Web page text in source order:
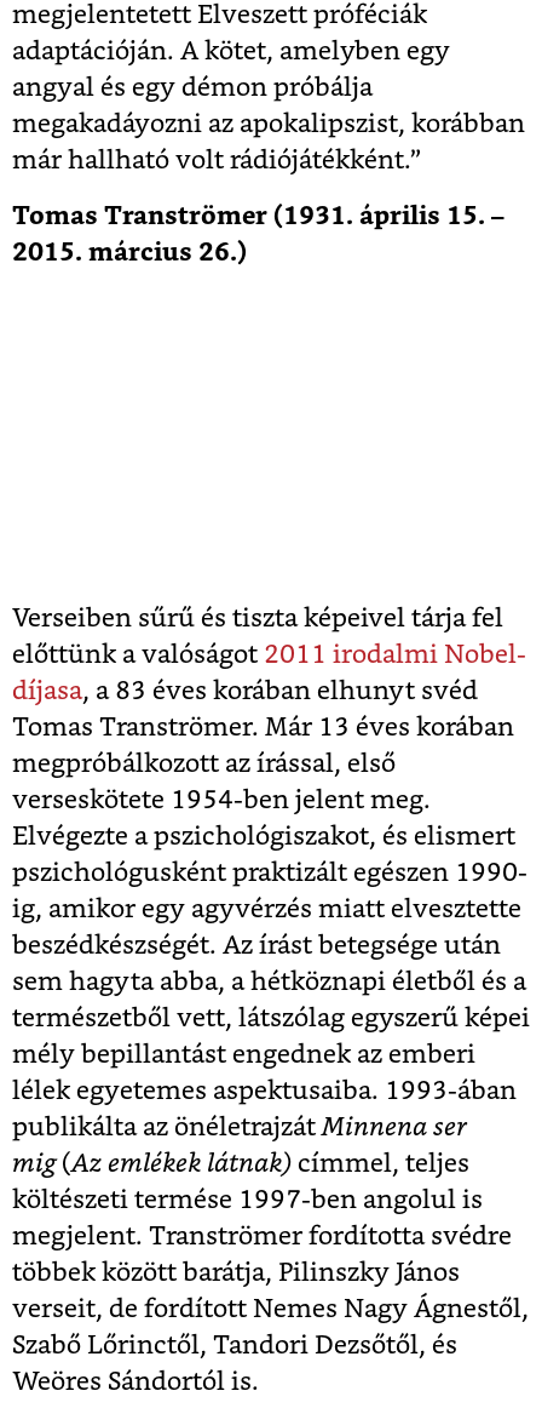
megjelentetett Elveszett próféciák
adaptációján. A kötet, amelyben egy
angyal és egy démon próbálja
megakadáyozni az apokalipszist, korábban
már hallható volt rádiójátékként.”
Tomas Tranströmer (1931. április 15. –
2015. március 26.)
Verseiben sűrű és tiszta képeivel tárja fel
előttünk a valóságot 2011 irodalmi Nobel-
díjasa, a 83 éves korában elhunyt svéd
Tomas Tranströmer. Már 13 éves korában
megpróbálkozott az írással, első
verseskötete 1954-ben jelent meg.
Elvégezte a pszichológiszakot, és elismert
pszichológusként praktizált egészen 1990-
ig, amikor egy agyvérzés miatt elvesztette
beszédkészségét. Az írást betegsége után
sem hagyta abba, a hétköznapi életből és a
természetből vett, látszólag egyszerű képei
mély bepillantást engednek az emberi
lélek egyetemes aspektusaiba. 1993-ában
publikálta az önéletrajzát Minnena ser
mig(Az emlékek látnak) címmel, teljes
költészeti termése 1997-ben angolul is
megjelent. Tranströmer fordította svédre
többek között barátja, Pilinszky János
verseit, de fordított Nemes Nagy Ágnestől,
Szabő Lőrinctől, Tandori Dezsőtől, és
Weöres Sándortól is.